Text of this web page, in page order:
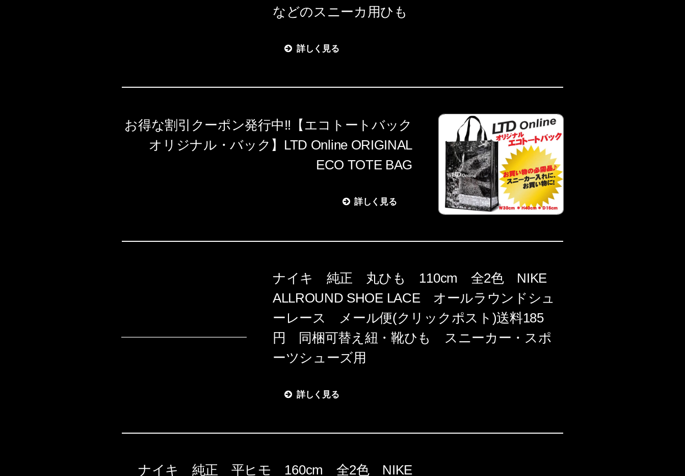
などのスニーカ用ひも
詳しく見る
お得な割引クーポン発行中!!【エコトートバック
オリジナル・バック】LTD Online ORIGINAL
ECO TOTE BAG
詳しく見る
ナイキ 純正 丸ひも 110cm 全2色 NIKE
ALLROUND SHOE LACE オールラウンドシュ
ーレース メール便(クリックポスト)送料185
円 同梱可替え紐・靴ひも スニーカー・スポ
ーツシューズ用
詳しく見る
ナイキ 純正 平ヒモ 160cm 全2色 NIKE